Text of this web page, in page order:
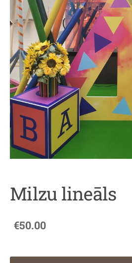
Milzu lineāls
€50.00